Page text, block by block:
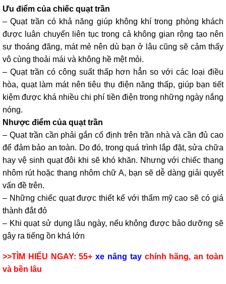
Ưu điểm của chiếc quạt trần
– Quạt trần có khả năng giúp không khí trong phòng khách
được luân chuyển liên tục trong cả không gian rộng tạo nên
sự thoáng đãng, mát mẻ nên dù bạn ở lâu cũng sẽ cảm thấy
vô cùng thoải mái và không hề mệt mỏi.
– Quạt trần có công suất thấp hơn hẳn so với các loại điều
hòa, quạt làm mát nên tiêu thụ điện năng thấp, giúp bạn tiết
kiệm được khá nhiều chi phí tiền điện trong những ngày nắng
nóng.
Nhược điểm của quạt trần
– Quạt trần cần phải gắn cố định trên trần nhà và cần đủ cao
để đảm bảo an toàn. Do đó, trong quá trình lắp đặt, sửa chữa
hay vệ sinh quạt đôi khi sẽ khó khăn. Nhưng với chiếc thang
nhôm rút hoặc thang nhôm chữ A, bạn sẽ dễ dàng giải quyết
vấn đề trên.
– Những chiếc quạt được thiết kế với thẩm mỹ cao sẽ có giá
thành đắt đỏ
– Khi quạt sử dụng lâu ngày, nếu không được bảo dưỡng sẽ
gây ra tiếng ồn khá lớn
>>TÌM HIỂU NGAY: 55+xe nâng taychính hãng, an toàn
và bền lâu